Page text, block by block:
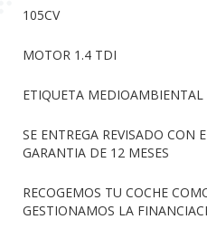
105CV
MOTOR 1.4 TDI
ETIQUETA MEDIOAMBIENTAL
SE ENTREGA REVISADO
GARANTIA DE 12 MESES
RECOGEMOS TU COCHE
GESTIONAMOS LA